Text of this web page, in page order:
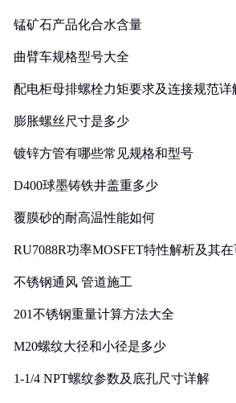
锰矿石产品化合水含量
曲臂车规格型号大全
配电柜母排螺栓力矩要求及连接规范详
膨胀螺丝尺寸是多少
镀锌方管有哪些常见规格和型号
D400球墨铸铁井盖重多少
覆膜砂的耐高温性能如何
RU7088R功率MOSFET特性解析及其
不锈钢通风 管道施工
201不锈钢重量计算方法大全
M20螺纹大径和小径是多少
1-1/4 NPT螺纹参数及底孔尺寸详解